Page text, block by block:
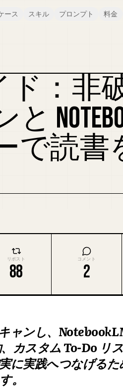
ース スキル プロンプト 料金
ド：非
で読書
リポスト
88
コメント
2
ャンし、
カスタム To-Do リ
に実践へつなげる
。